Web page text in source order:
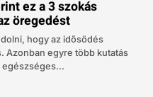
ez a 3 szokás
öregedést
hogy az idősödés
Azonban egyre több kutatás
egészséges...